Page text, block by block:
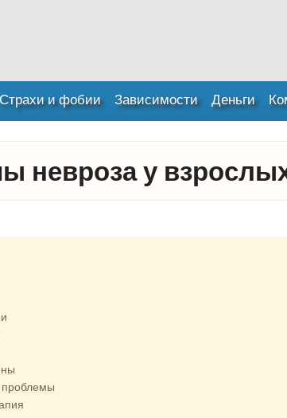
Страхи и фобии Зависимости Деньги
невроза у
проблемы